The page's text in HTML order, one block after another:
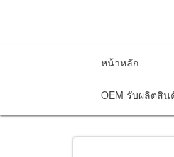
หน้าหลัก
OEM รับผลิตสิน